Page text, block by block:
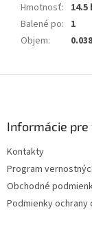
Hmotnosť: 14.5
Balené po: 1
Objem:
Informácie pre
Kontakty
Program
Obchodné
Podmienky ochrany